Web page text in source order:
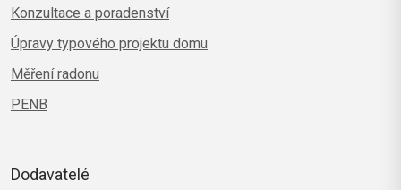
Konzultace a poradenství
Úpravy typového projektu domu
Měření radonu
PENB
Dodavatelé